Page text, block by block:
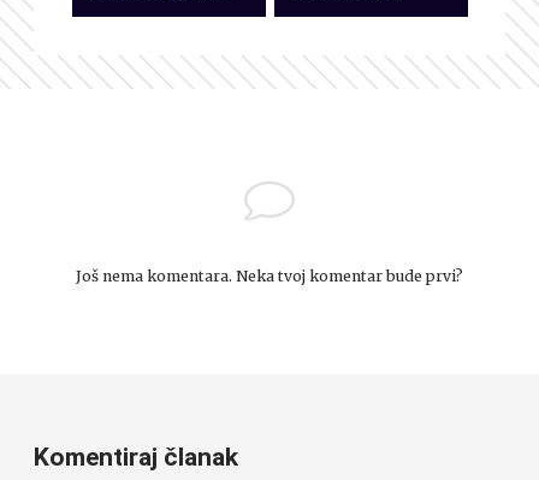
Još nema komentara. Neka tvoj komentar bude prvi?
Komentiraj članak